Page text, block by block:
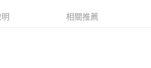
」】
到商品之後才付款」的支付方式。 讓您購物簡單
簡訊認證，即可結帳。
服務後，再付款。
相關推薦